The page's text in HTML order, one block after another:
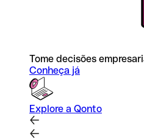
Tome decisões
Conheça já
Explore a Qonto